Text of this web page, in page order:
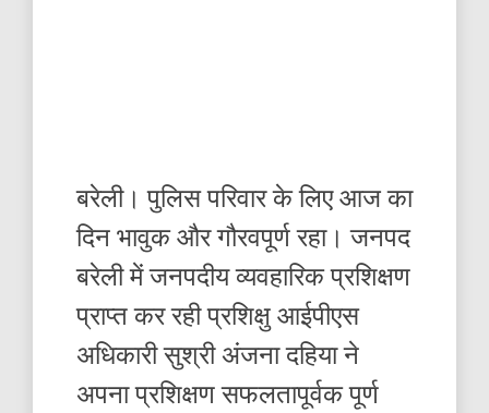
बरेली। पुलिस परिवार के लिए आज का
दिन भावुक और गौरवपूर्ण रहा। जनपद
बरेली में जनपदीय व्यवहारिक प्रशिक्षण
प्राप्त कर रही प्रशिक्षु आईपीएस
अधिकारी सुश्री अंजना दहिया ने
अपना प्रशिक्षण सफलतापूर्वक पूर्ण